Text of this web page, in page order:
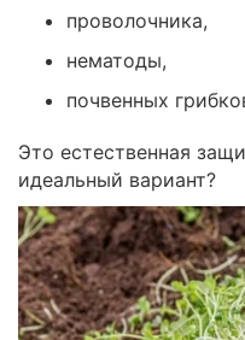
проволочника,
нематоды,
почвенных
Это естественная
идеальный вариант?